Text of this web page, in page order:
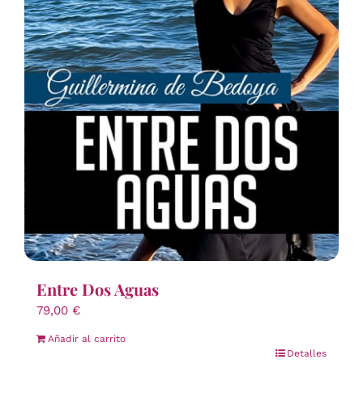
Entre Dos Aguas
79,00 €
Añadir al carrito
Detalles